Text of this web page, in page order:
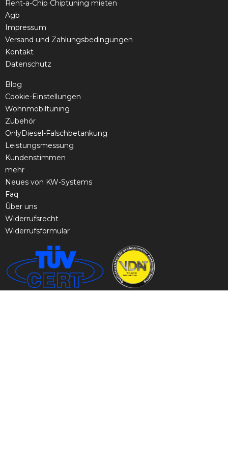
Rent-a-Chip Chiptuning mieten
Agb
Impressum
Versand und Zahlungsbedingungen
Kontakt
Datenschutz
Blog
Cookie-Einstellungen
Wohnmobiltuning
Zubehör
OnlyDiesel-Falschbetankung
Leistungsmessung
Kundenstimmen
mehr
Neues von KW-Systems
Faq
Über uns
Widerrufsrecht
Widerrufsformular